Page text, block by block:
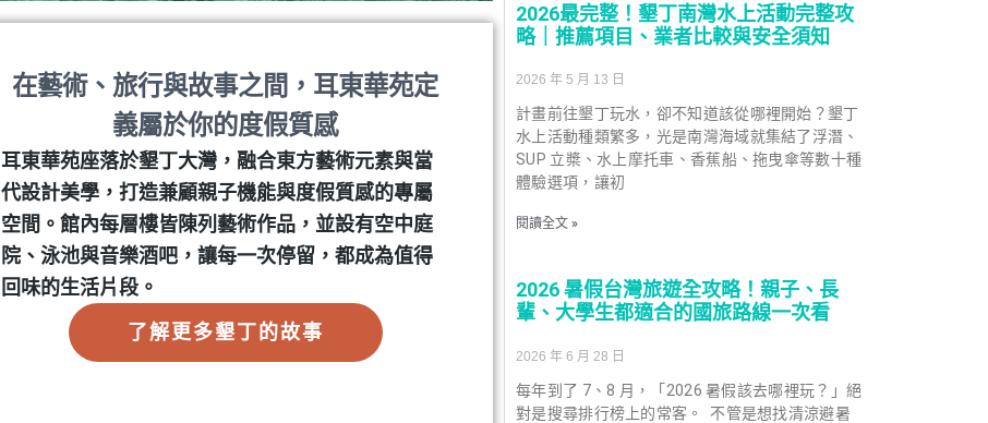
在藝術、旅行與故事之間，耳東華苑定
義屬於你的度假質感
耳東華苑座落於墾丁大灣，融合東方藝術元素與當
代設計美學，打造兼顧親子機能與度假質感的專屬
空間。館內每層樓皆陳列藝術作品，並設有空中庭
院、泳池與音樂酒吧，讓每一次停留，都成為值得
回味的生活片段。
了解更多墾丁的故事
2026最完整！墾丁南灣水上活動完整攻
略｜推薦項目、業者比較與安全須知
2026 年 5 月 13 日
計畫前往墾丁玩水，卻不知道該從哪裡開始？墾丁
水上活動種類繁多，光是南灣海域就集結了浮潛、
SUP 立槳、水上摩托車、香蕉船、拖曳傘等數十種
體驗選項，讓初
閱讀全文 »
2026 暑假台灣旅遊全攻略！親子、長
輩、大學生都適合的國旅路線一次看
2026 年 6 月 28 日
每年到了 7、8 月，「2026 暑假該去哪裡玩？」絕
對是搜尋排行榜上的常客。 不管是想找清涼避暑